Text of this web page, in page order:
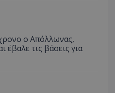
ο Απόλλωνας,
έβαλε τις βάσεις για